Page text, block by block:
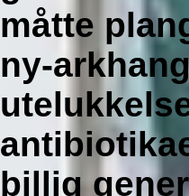
måtte
ny-
billig